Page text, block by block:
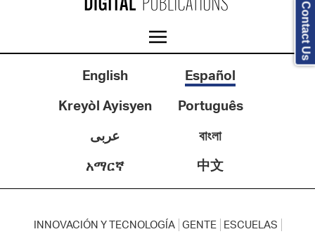
English
Español
Kreyòl Ayisyen
Português
عربى
বাংলা
አማርኛ
中文
INNOVACIÓN Y TECNOLOGÍA GENTE
ESCUELAS
Contact Us